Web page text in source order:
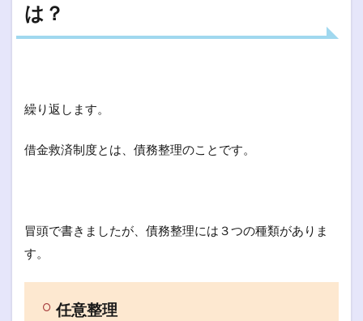
は？
繰り返します。
借金救済制度とは、債務整理のことです。
冒頭で書きましたが、債務整理には３つの種類がありま
す。
任意整理